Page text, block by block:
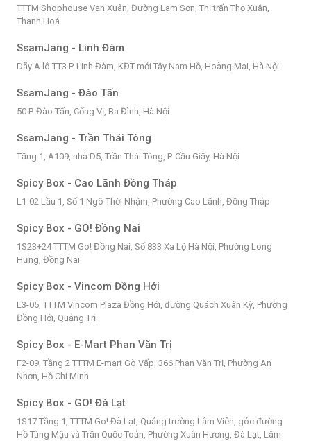
TTTM Shophouse Vạn Xuân, Đường Lam Sơn, Thị trấn Thọ Xuân,
Thanh Hoá
SsamJang - Linh Đàm
Dãy A lô TT3 P. Linh Đàm, KĐT mới Tây Nam Hồ, Hoàng Mai, Hà Nội
SsamJang - Đào Tấn
50 P. Đào Tấn, Cống Vị, Ba Đình, Hà Nội
SsamJang - Trần Thái Tông
Tầng 1, A109, nhà D5, Trần Thái Tông, P. Cầu Giấy, Hà Nội
Spicy Box - Cao Lãnh Đồng Tháp
L1-02 Lầu 1, Số 1 Ngô Thời Nhậm, Phường Cao Lãnh, Đồng Tháp
Spicy Box - GO! Đồng Nai
1S23+24 TTTM Go! Đồng Nai, Số 833 Xa Lộ Hà Nội, Phường Long
Hưng, Đồng Nai
Spicy Box - Vincom Đồng Hới
L3-05, TTTM Vincom Plaza Đồng Hới, đường Quách Xuân Kỳ, Phường
Đồng Hới, Quảng Trị
Spicy Box - E-Mart Phan Văn Trị
F2-09, Tầng 2 TTTM E-mart Gò Vấp, 366 Phan Văn Trị, Phường An
Nhơn, Hồ Chí Minh
Spicy Box - GO! Đà Lạt
1S17 Tầng 1, TTTM Go! Đà Lạt, Quảng trường Lâm Viên, góc đường
Hồ Tùng Mậu và Trần Quốc Toản, Phường Xuân Hương, Đà Lạt, Lâm